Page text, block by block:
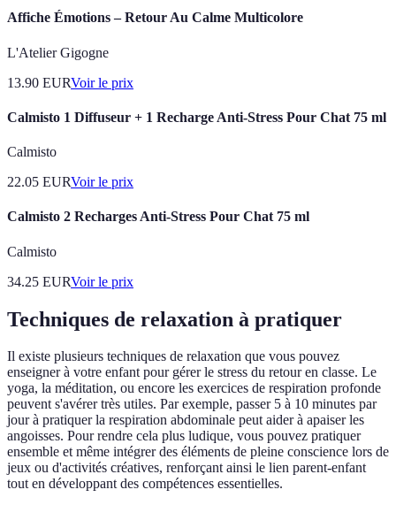
Affiche Émotions – Retour Au Calme Multicolore
L'Atelier Gigogne
13.90 EURVoir le prix
Calmisto 1 Diffuseur + 1 Recharge Anti-Stress Pour Chat 75 ml
Calmisto
22.05 EURVoir le prix
Calmisto 2 Recharges Anti-Stress Pour Chat 75 ml
Calmisto
34.25 EURVoir le prix
Techniques de relaxation à pratiquer
Il existe plusieurs techniques de relaxation que vous pouvez
enseigner à votre enfant pour gérer le stress du retour en classe. Le
yoga, la méditation, ou encore les exercices de respiration profonde
peuvent s'avérer très utiles. Par exemple, passer 5 à 10 minutes par
jour à pratiquer la respiration abdominale peut aider à apaiser les
angoisses. Pour rendre cela plus ludique, vous pouvez pratiquer
ensemble et même intégrer des éléments de pleine conscience lors de
jeux ou d'activités créatives, renforçant ainsi le lien parent-enfant
tout en développant des compétences essentielles.